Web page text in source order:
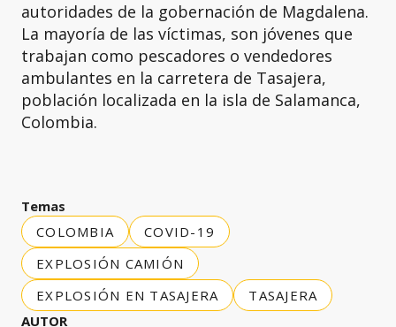
autoridades de la gobernación de Magdalena.
La mayoría de las víctimas, son jóvenes que
trabajan como pescadores o vendedores
ambulantes en la carretera de Tasajera,
población localizada en la isla de Salamanca,
Colombia.
Temas
COLOMBIA
COVID-19
EXPLOSIÓN CAMIÓN
EXPLOSIÓN EN TASAJERA
TASAJERA
AUTOR